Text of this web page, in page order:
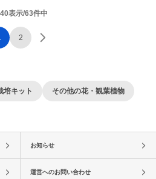
表示/63件中
2
培キット その他の花・観葉植物
お知らせ
運営へのお問い合わせ